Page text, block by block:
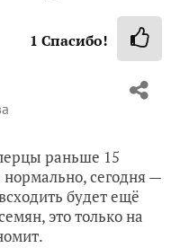
1 Спасибо!
раньше 15
сегодня —
будет ещё
это только на